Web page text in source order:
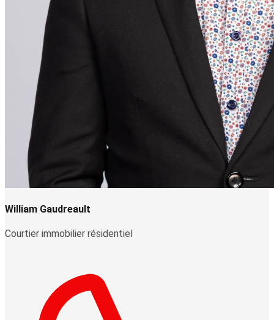
William Gaudreault
Courtier immobilier résidentiel